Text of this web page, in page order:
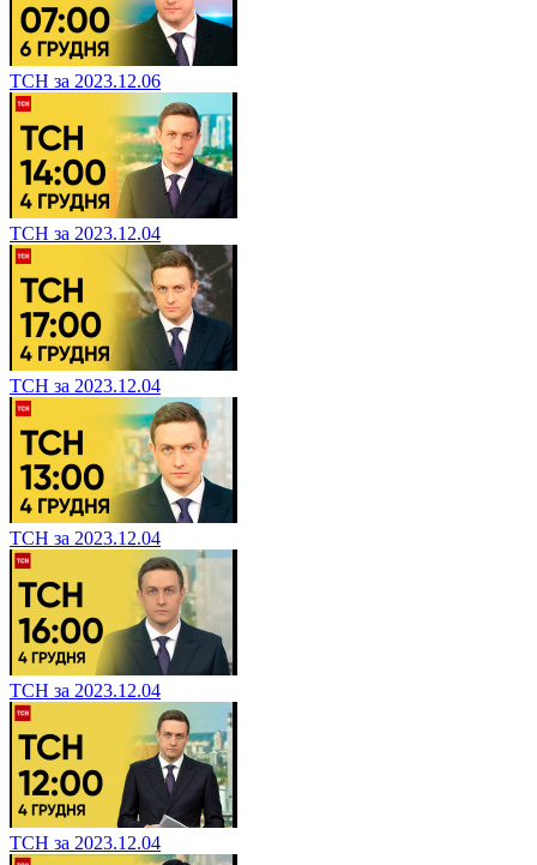
ТСН за 2023.12.06
ТСН за 2023.12.04
ТСН за 2023.12.04
ТСН за 2023.12.04
ТСН за 2023.12.04
ТСН за 2023.12.04